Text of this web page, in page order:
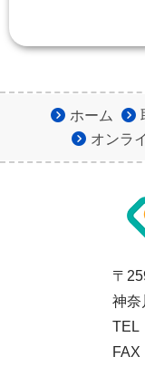
ホーム
しました
ホーム
オンラ
〒
神奈
TEL
FAX